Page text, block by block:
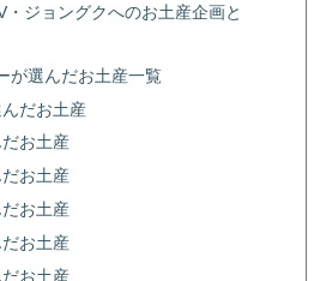
・ジョングクへのお土産企画と
が選んだお土産一覧
だお土産
お土産
お土産
お土産
お土産
お土産